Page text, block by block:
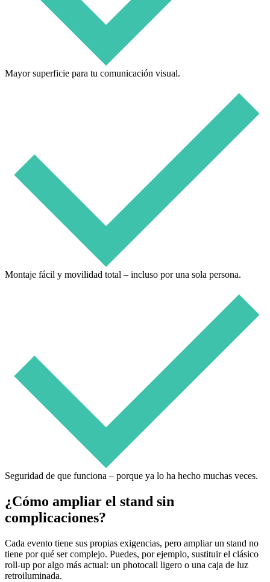
Mayor superficie para tu comunicación visual.
Montaje fácil y movilidad total – incluso por una sola persona.
Seguridad de que funciona – porque ya lo ha hecho muchas veces.
¿Cómo ampliar el stand sin
complicaciones?
Cada evento tiene sus propias exigencias, pero ampliar un stand no
tiene por qué ser complejo. Puedes, por ejemplo, sustituir el clásico
roll-up por algo más actual: un photocall ligero o una caja de luz
retroiluminada.